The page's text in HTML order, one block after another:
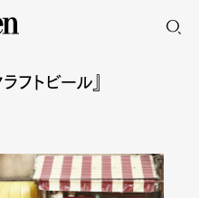
フトビール』